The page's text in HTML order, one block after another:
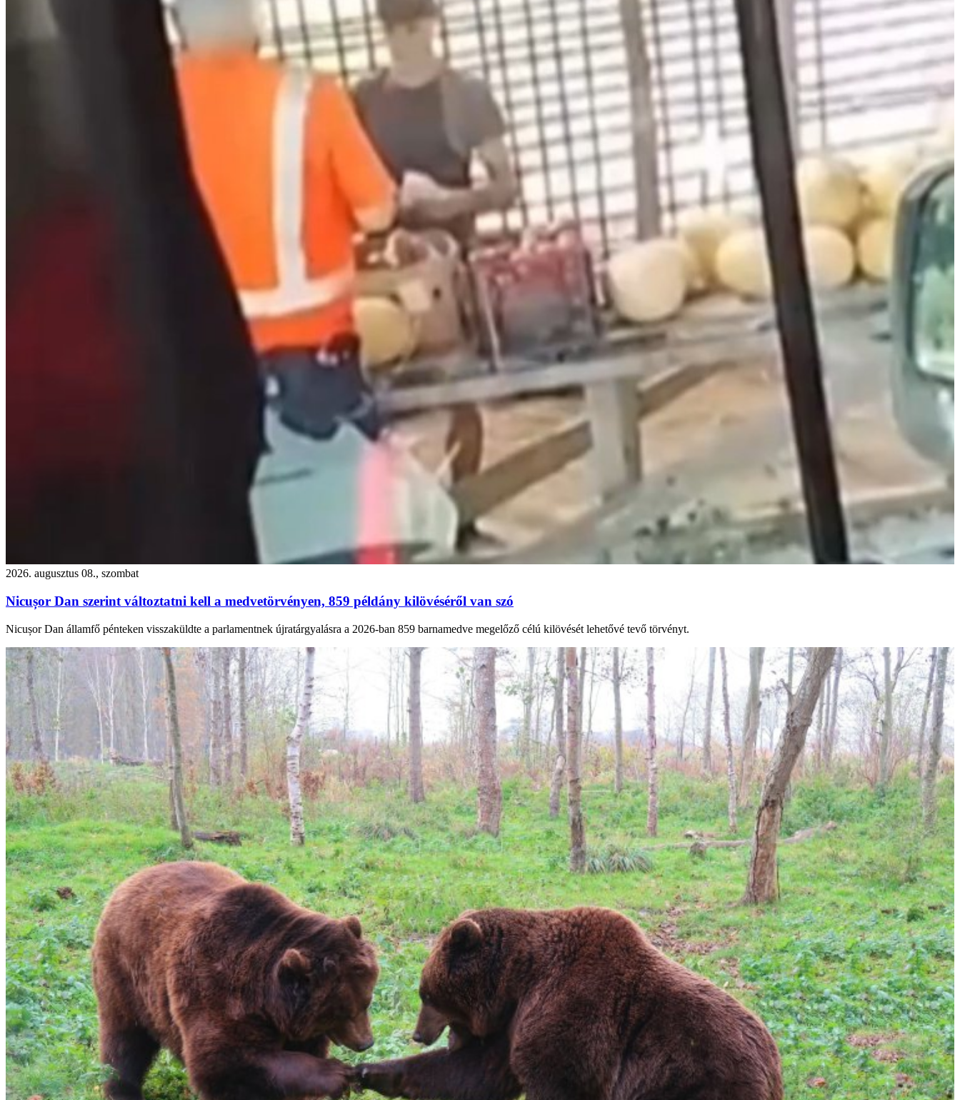
2026. augusztus 08., szombat
Nicușor Dan szerint változtatni kell a medvetörvényen, 859 példány kilövéséről van szó
Nicușor Dan államfő pénteken visszaküldte a parlamentnek újratárgyalásra a 2026-ban 859 barnamedve megelőző célú kilövését lehetővé tevő törvényt.